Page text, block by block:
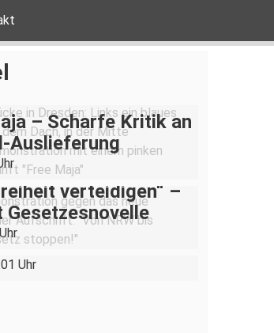
– Scharfe Kritik an
Auslieferung
verteidigen“ –
im Kindergarten:
will Kinderladen
Uhr